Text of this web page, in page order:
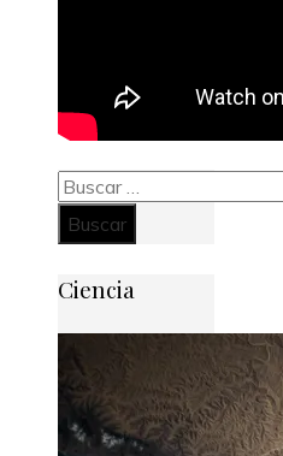
Buscar:
Ciencia